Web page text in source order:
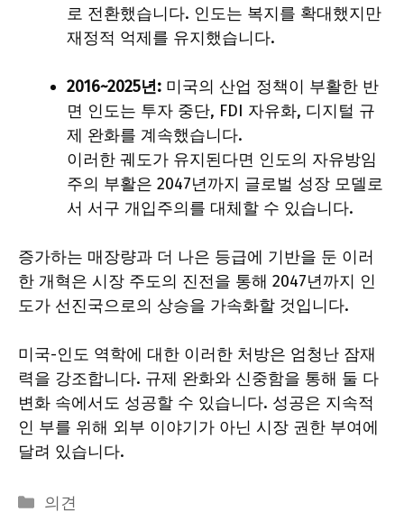
로 전환했습니다. 인도는 복지를 확대했지만
재정적 억제를 유지했습니다.
2016~2025년: 미국의 산업 정책이 부활한 반
면 인도는 투자 중단, FDI 자유화, 디지털 규
제 완화를 계속했습니다.
이러한 궤도가 유지된다면 인도의 자유방임
주의 부활은 2047년까지 글로벌 성장 모델로
서 서구 개입주의를 대체할 수 있습니다.
증가하는 매장량과 더 나은 등급에 기반을 둔 이러
한 개혁은 시장 주도의 진전을 통해 2047년까지 인
도가 선진국으로의 상승을 가속화할 것입니다.
미국-인도 역학에 대한 이러한 처방은 엄청난 잠재
력을 강조합니다. 규제 완화와 신중함을 통해 둘 다
변화 속에서도 성공할 수 있습니다. 성공은 지속적
인 부를 위해 외부 이야기가 아닌 시장 권한 부여에
달려 있습니다.
Categories
의견